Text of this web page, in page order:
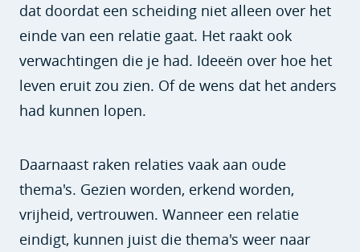
dat doordat een scheiding niet alleen over het
einde van een relatie gaat. Het raakt ook
verwachtingen die je had. Ideeën over hoe het
leven eruit zou zien. Of de wens dat het anders
had kunnen lopen.
Daarnaast raken relaties vaak aan oude
thema's. Gezien worden, erkend worden,
vrijheid, vertrouwen. Wanneer een relatie
eindigt, kunnen juist die thema's weer naar